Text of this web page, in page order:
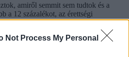
Not Process My Personal
amiről semmit sem tudtok és a
a 12 százalékot, az érettségi
úgy, hogy póttételt húzat veletek.
fontos, hogy tudjátok; akkor sem
ha ennél a tételnél már mindent
csupán a felét kaphatjátok